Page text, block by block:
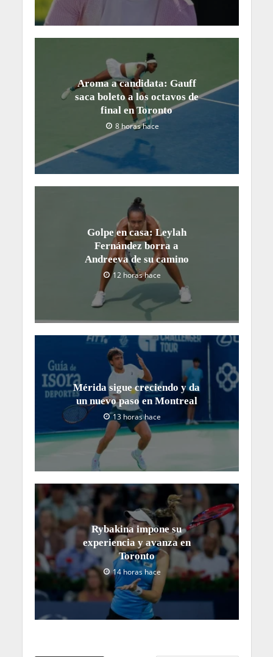
Aroma a candidata: Gauff
saca boleto a los octavos de
final en Toronto
8 horas hace
Golpe en casa: Leylah
Fernández borra a
Andreeva de su camino
12 horas hace
Mérida sigue creciendo y da
un nuevo paso en Montreal
13 horas hace
Rybakina impone su
experiencia y avanza en
Toronto
14 horas hace